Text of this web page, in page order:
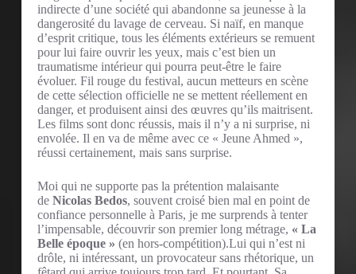
indirecte d’une société qui abandonne sa jeunesse à la
dangerosité du lavage de cerveau. Si naïf, en manque
d’esprit critique, tous les éléments extérieurs se remuent
pour lui faire ouvrir les yeux, mais c’est bien un
traumatisme intérieur qui pourra peut-être le faire
évoluer. Fil rouge du festival, aucun metteurs en scène
de cette sélection officielle ne se mettent réellement en
danger, et produisent ainsi des œuvres qu’ils maitrisent.
Les films sont donc réussis, mais il n’y a ni surprise, ni
envolée. Il en va de même avec ce « Jeune Ahmed »,
réussi certainement, mais sans surprise.
Moi qui ne supporte pas la prétention malaisante
de Nicolas Bedos, souvent croisé bien mal en point de
confiance personnelle à Paris, je me surprends à tenter
l’impensable, découvrir son premier long métrage, « La
Belle époque » (en hors-compétition).Lui qui n’est ni
drôle, ni intéressant, un provocateur sans rhétorique, un